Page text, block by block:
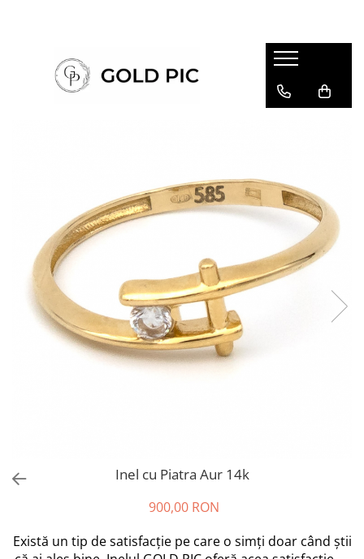
Inel cu Piatra Aur 14k
900,00 RON
Există un tip de satisfacție pe care o simți doar când știi